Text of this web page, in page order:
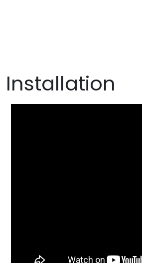
Installation